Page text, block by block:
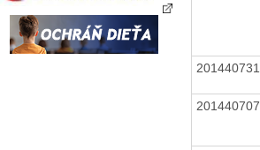
201440731
201440707